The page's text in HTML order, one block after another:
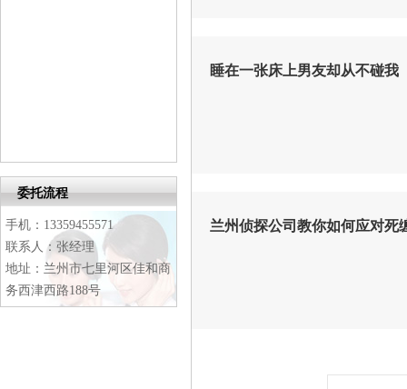
委托流程
手机：13359455571
联系人：张经理
地址：兰州市七里河区佳和商
务西津西路188号
睡在一张床上男友却从不碰我
兰州侦探公司教你如何应对死